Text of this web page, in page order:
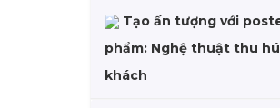
Tạo ấn tượng với
phẩm: Nghệ thuật thu
khách